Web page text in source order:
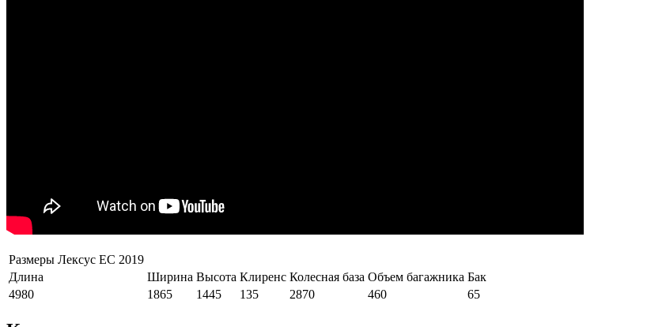
Размеры Лексус ЕС 2019
Длина
Ширина Высота Клиренс Колесная база Объем багажника Бак
4980
1865 1445 135 2870 460 65